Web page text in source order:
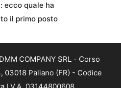
ecco quale ha
il primo posto
COMPANY SRL - Corso
03018 Paliano (FR) - Codice